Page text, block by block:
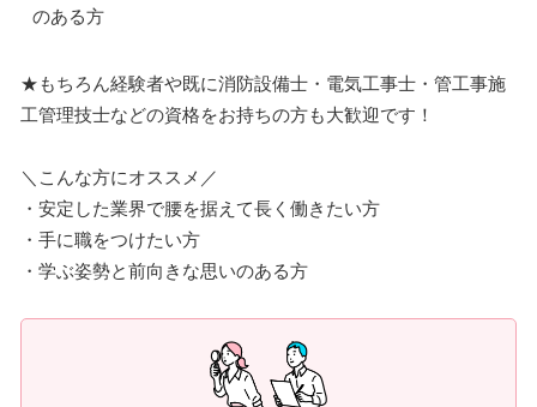
のある方
★もちろん経験者や既に消防設備士・電気工事士・管工事施
工管理技士などの資格をお持ちの方も大歓迎です！
＼こんな方にオススメ／
・安定した業界で腰を据えて長く働きたい方
・手に職をつけたい方
・学ぶ姿勢と前向きな思いのある方